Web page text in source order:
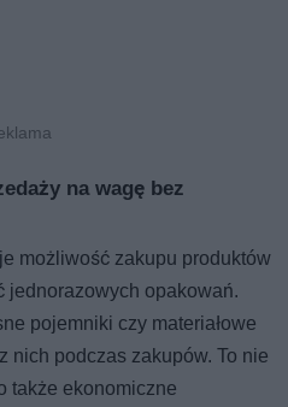
na wagę bez
możliwość zakupu produktów
jednorazowych opakowań.
pojemniki czy materiałowe
nich podczas zakupów. To nie
także ekonomiczne